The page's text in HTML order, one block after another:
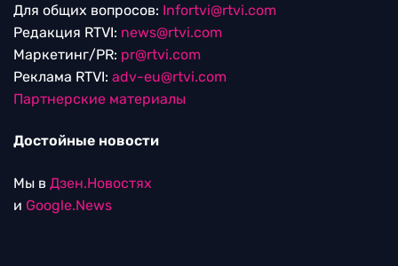
Для общих вопросов: Infortvi@rtvi.com
Редакция RTVI: news@rtvi.com
Маркетинг/PR: pr@rtvi.com
Реклама RTVI: adv-eu@rtvi.com
Партнерские материалы
Достойные новости
Мы в Дзен.Новостях
и Google.News